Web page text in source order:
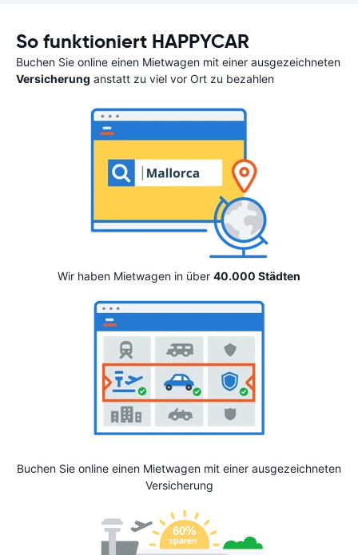
So funktioniert HAPPYCAR
Buchen Sie online einen Mietwagen mit einer ausgezeichneten
Versicherung anstatt zu viel vor Ort zu bezahlen
Wir haben Mietwagen in über 40.000 Städten
Buchen Sie online einen Mietwagen mit einer ausgezeichneten
Versicherung